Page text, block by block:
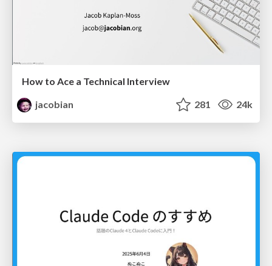
How to Ace a Technical Interview
jacobian
281 24k